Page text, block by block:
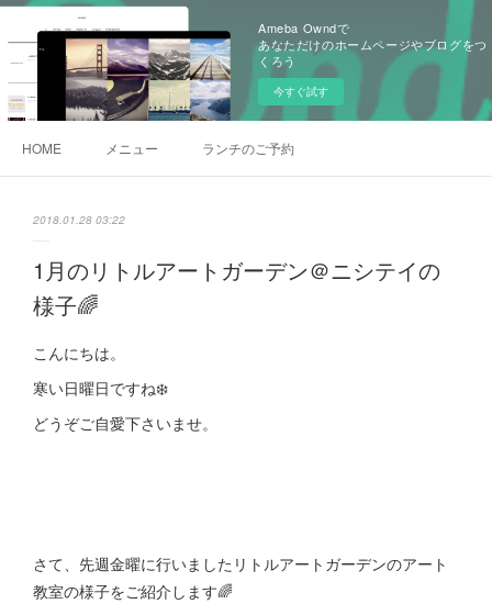
Ameba Owndで
あなただけのホームページやブログをつ
くろう
今すぐ試す
HOME メニュー ランチのご予約
2018.01.28 03:22
1月のリトルアートガーデン＠ニシテイの
様子🌈
こんにちは。
寒い日曜日ですね❄️
どうぞご自愛下さいませ。
さて、先週金曜に行いましたリトルアートガーデンのアート
教室の様子をご紹介します🌈